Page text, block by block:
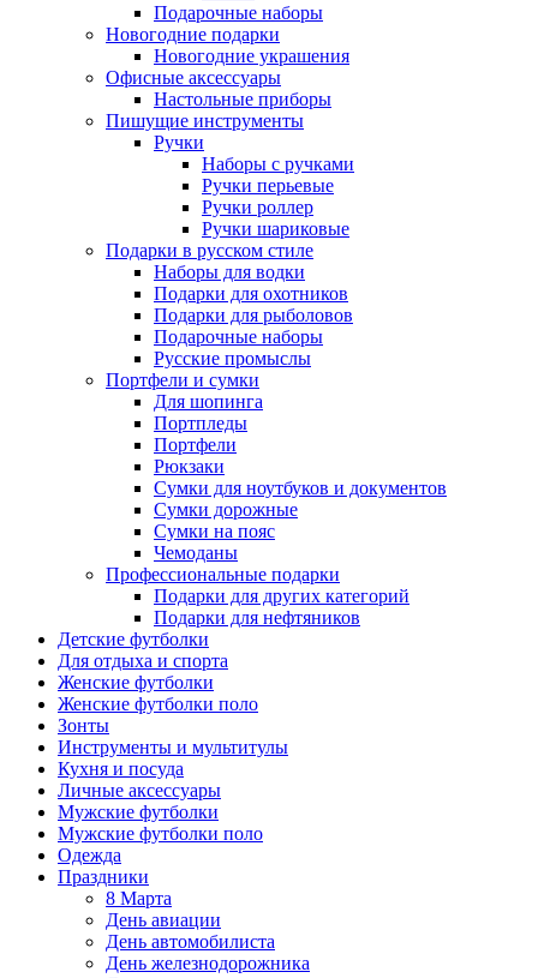
Подарочные наборы
Новогодние подарки
Новогодние украшения
Офисные аксессуары
Настольные приборы
Пишущие инструменты
Ручки
Наборы с ручками
Ручки перьевые
Ручки роллер
Ручки шариковые
Подарки в русском стиле
Наборы для водки
Подарки для охотников
Подарки для рыболовов
Подарочные наборы
Русские промыслы
Портфели и сумки
Для шопинга
Портпледы
Портфели
Рюкзаки
Сумки для ноутбуков и документов
Сумки дорожные
Сумки на пояс
Чемоданы
Профессиональные подарки
Подарки для других категорий
Подарки для нефтяников
Детские футболки
Для отдыха и спорта
Женские футболки
Женские футболки поло
Зонты
Инструменты и мультитулы
Кухня и посуда
Личные аксессуары
Мужские футболки
Мужские футболки поло
Одежда
Праздники
8 Марта
День авиации
День автомобилиста
День железнодорожника